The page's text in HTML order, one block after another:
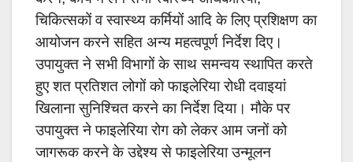
चिकित्सकों व स्वास्थ्य कर्मियों आदि के लिए प्रशिक्षण का
आयोजन करने सहित अन्य महत्वपूर्ण निर्देश दिए।
उपायुक्त ने सभी विभागों के साथ समन्वय स्थापित करते
हुए शत प्रतिशत लोगों को फाइलेरिया रोधी दवाइयां
खिलाना सुनिश्चित करने का निर्देश दिया। मौके पर
उपायुक्त ने फाइलेरिया रोग को लेकर आम जनों को
जागरूक करने के उद्देश्य से फाइलेरिया उन्मूलन